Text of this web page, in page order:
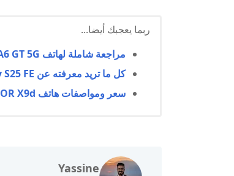
ربما يعجبك أيضا...
مراجعة شاملة لهاتف Oppo A6 GT 5G: المواصفات، المميزات، العيوب، السعر
كل ما تريد معرفته عن Galaxy S25 FE: المواصفات الكاملة والسعر الرسمي عالميًا
سعر ومواصفات هاتف HONOR X9d ـــ بطارية ضخمة😲
Yassine